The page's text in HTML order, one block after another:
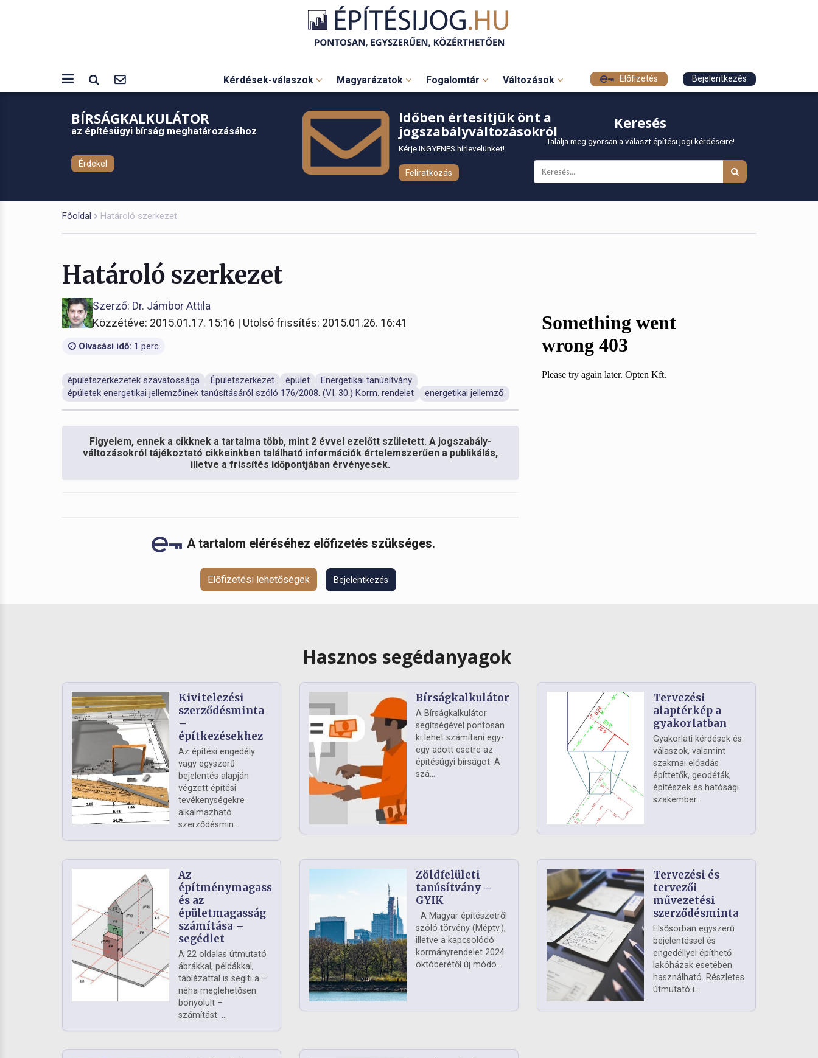
Kérdések-válaszok Magyarázatok Fogalomtár Változások Előfizetés Bejelentkezés
BÍRSÁGKALKULÁTOR
az építésügyi bírság meghatározásához
Érdekel
Időben értesítjük önt a
jogszabályváltozásokról
Kérje INGYENES hírlevelünket!
Feliratkozás
Keresés
Találja meg gyorsan a választ építési jogi kérdéseire!
Főoldal Határoló szerkezet
Határoló szerkezet
Szerző: Dr. Jámbor Attila
Közzétéve: 2015.01.17. 15:16 | Utolsó frissítés: 2015.01.26. 16:41
Olvasási idő: 1 perc
épületszerkezetek szavatossága Épületszerkezet épület
Energetikai tanúsítvány
épületek energetikai jellemzőinek tanúsításáról szóló 176/2008. (VI. 30.) Korm. rendelet
energetikai jellemző
Figyelem, ennek a cikknek a tartalma több, mint 2 évvel ezelőtt született. A jogszabály-
változásokról tájékoztató cikkeinkben található információk értelemszerűen a publikálás,
illetve a frissítés időpontjában érvényesek.
A tartalom eléréséhez előfizetés szükséges.
Előfizetési lehetőségek Bejelentkezés
Hasznos segédanyagok
Kivitelezési
szerződésminta
–
építkezésekhez
Az építési engedély
vagy egyszerű
bejelentés alapján
végzett építési
tevékenységekre
alkalmazható
szerződésmin...
Bírságkalkulátor
A Bírságkalkulátor
segítségével pontosan
ki lehet számítani egy-
egy adott esetre az
építésügyi bírságot. A
szá...
Tervezési
alaptérkép a
gyakorlatban
Gyakorlati kérdések és
válaszok, valamint
szakmai előadás
építtetők, geodéták,
építészek és hatósági
szakember...
Az
építménymagasság
és az
épületmagasság
számítása –
segédlet
A 22 oldalas útmutató
ábrákkal, példákkal,
táblázattal is segíti a –
néha meglehetősen
bonyolult –
számítást. ...
Zöldfelületi
tanúsítvány –
GYIK
A Magyar építészetről
szóló törvény (Méptv.),
illetve a kapcsolódó
kormányrendelet 2024
októberétől új módo...
Tervezési és
tervezői
művezetési
szerződésminta
Elsősorban egyszerű
bejelentéssel és
engedéllyel építhető
lakóházak esetében
használható. Részletes
útmutató i...